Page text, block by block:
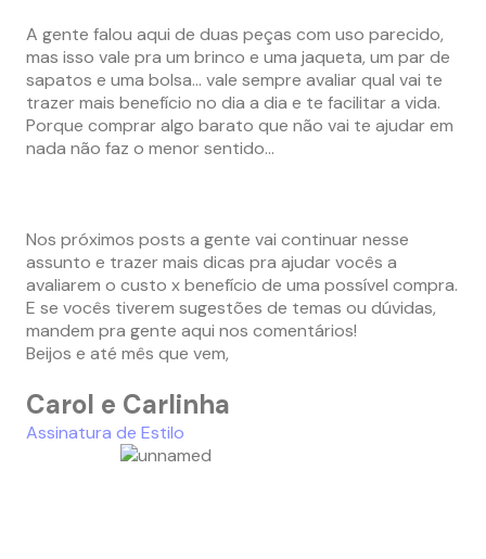
A gente falou aqui de duas peças com uso parecido,
mas isso vale pra um brinco e uma jaqueta, um par de
sapatos e uma bolsa… vale sempre avaliar qual vai te
trazer mais benefício no dia a dia e te facilitar a vida.
Porque comprar algo barato que não vai te ajudar em
nada não faz o menor sentido…
Nos próximos posts a gente vai continuar nesse
assunto e trazer mais dicas pra ajudar vocês a
avaliarem o custo x benefício de uma possível compra.
E se vocês tiverem sugestões de temas ou dúvidas,
mandem pra gente aqui nos comentários!
Beijos e até mês que vem,
Carol e Carlinha
Assinatura de Estilo